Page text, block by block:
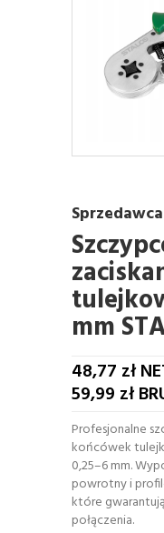
mm
48,77 zł
59,99 zł
Profesjonalne
końcówek
0,25–6 mm.
powrotny i
które
połączenia.